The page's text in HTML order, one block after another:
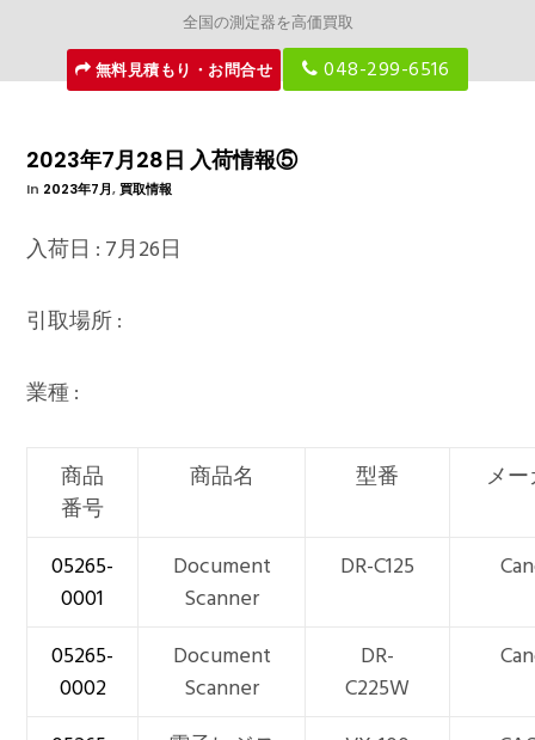
全国の測定器を高価買取
無料見積もり・お問合せ
048-299-6516
2023年7月28日 入荷情報⑤
In 2023年7月,買取情報
入荷日 : 7月26日
引取場所 :
業種 :
商品
番号
商品名 型番 メ
05265-
0001
Document
Scanner
DR-C125
05265-
0002
Document
Scanner
DR-
C225W